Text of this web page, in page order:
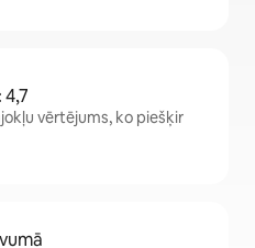
vērtējums, ko piešķir